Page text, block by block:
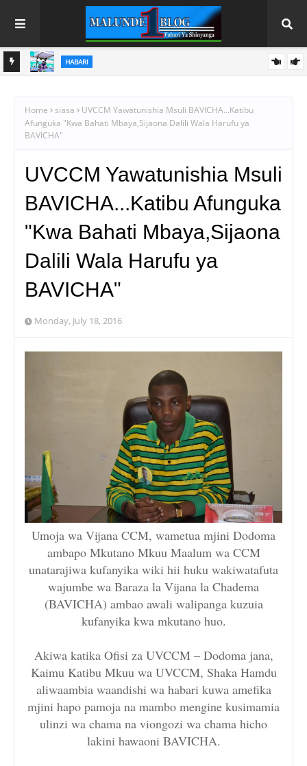
HABARI
Home siasa
UVCCM Yawatunishia Msuli BAVICHA...Katibu
Afunguka "Kwa Bahati Mbaya,Sijaona Dalili Wala Harufu ya
BAVICHA"
UVCCM Yawatunishia Msuli
BAVICHA...Katibu Afunguka
"Kwa Bahati Mbaya,Sijaona
Dalili Wala Harufu ya
BAVICHA"
Monday, July 18, 2016
Umoja wa Vijana CCM, wametua mjini Dodoma
ambapo Mkutano Mkuu Maalum wa CCM
unatarajiwa kufanyika wiki hii huku wakiwatafuta
wajumbe wa Baraza la Vijana la Chadema
(BAVICHA) ambao awali walipanga kuzuia
kufanyika kwa mkutano huo.
Akiwa katika Ofisi za UVCCM – Dodoma jana,
Kaimu Katibu Mkuu wa UVCCM, Shaka Hamdu
aliwaambia waandishi wa habari kuwa amefika
mjini hapo pamoja na mambo mengine kusimamia
ulinzi wa chama na viongozi wa chama hicho
lakini hawaoni BAVICHA.